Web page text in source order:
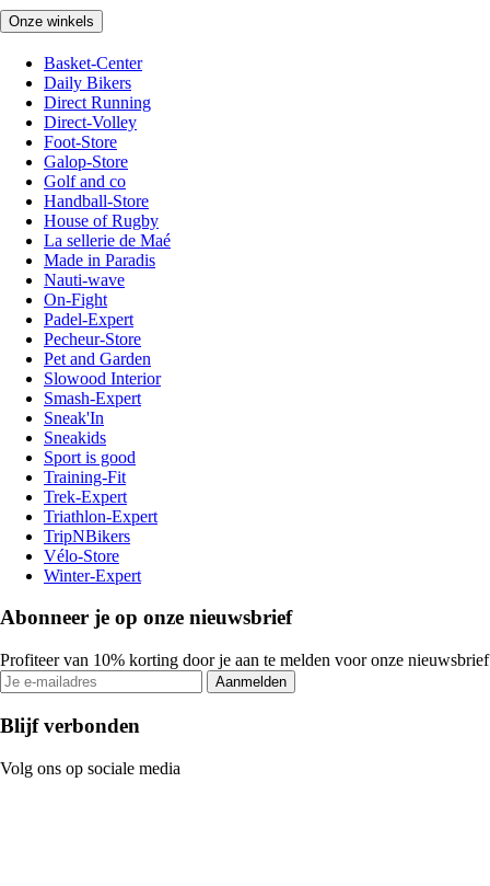
Onze winkels
Basket-Center
Daily Bikers
Direct Running
Direct-Volley
Foot-Store
Galop-Store
Golf and co
Handball-Store
House of Rugby
La sellerie de Maé
Made in Paradis
Nauti-wave
On-Fight
Padel-Expert
Pecheur-Store
Pet and Garden
Slowood Interior
Smash-Expert
Sneak'In
Sneakids
Sport is good
Training-Fit
Trek-Expert
Triathlon-Expert
TripNBikers
Vélo-Store
Winter-Expert
Abonneer je op onze nieuwsbrief
Profiteer van 10% korting door je aan te melden voor onze nieuwsbrief
Aanmelden
Blijf verbonden
Volg ons op sociale media